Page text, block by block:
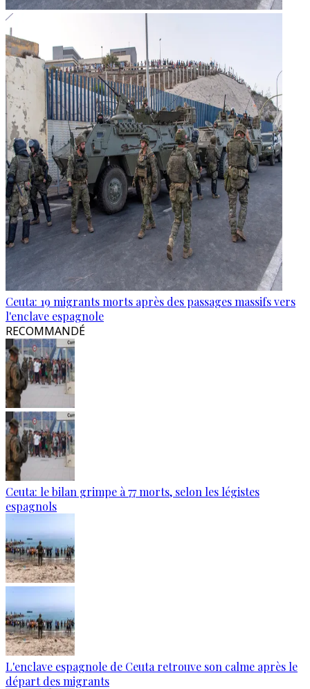
Ceuta: 19 migrants morts après des passages massifs vers
l'enclave espagnole
RECOMMANDÉ
Ceuta: le bilan grimpe à 77 morts, selon les légistes
espagnols
L'enclave espagnole de Ceuta retrouve son calme après le
départ des migrants